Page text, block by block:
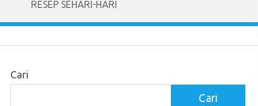
RESEP SEHARI-HARI
Cari
Cari